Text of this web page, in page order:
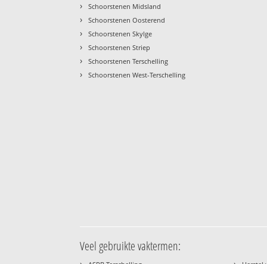
› Schoorstenen Midsland
› Schoorstenen Oosterend
› Schoorstenen Skylge
› Schoorstenen Striep
› Schoorstenen Terschelling
› Schoorstenen West-Terschelling
Veel gebruikte vaktermen: